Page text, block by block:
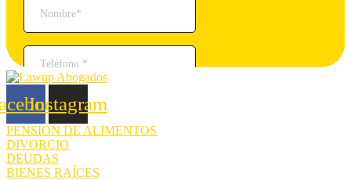
Instagram
PENSIÓN DE ALIMENTOS
DIVORCIO
DEUDAS
BIENES RAÍCES